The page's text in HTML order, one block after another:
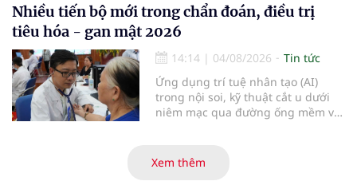
điểm dừng chân đầu tiên tại Bệnh
viện Bạch Mai cơ sở Ninh Bình.
Nhiều tiến bộ mới trong chẩn đoán, điều trị
tiêu hóa - gan mật 2026
14:14 | 04/08/2026
Tin tức
Ứng dụng trí tuệ nhân tạo (AI)
trong nội soi, kỹ thuật cắt u dưới
niêm mạc qua đường ống mềm và
là những nội dung trọng tâm được
báo cáo tại Hội thảo khoa học cập
Xem thêm